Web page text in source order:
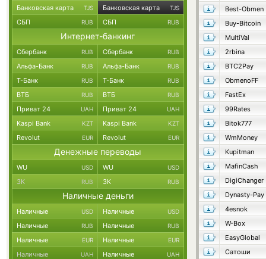
Best-Obmen
Buy-Bitcoin
MultiVal
2rbina
BTC2Pay
ObmenoFF
FastEx
99Rates
Bitok777
WmMoney
Kupitman
MafinCash
DigiChanger
Dynasty-Pay
4esnok
W-Box
EasyGlobal
Сатоши
Банковская карта TJS Банковская карта TJS
СБП RUB СБП RUB
Интернет-банкинг
Сбербанк RUB Сбербанк RUB
Альфа-Банк RUB Альфа-Банк RUB
Т-Банк RUB Т-Банк RUB
ВТБ RUB ВТБ RUB
Приват 24 UAH Приват 24 UAH
Kaspi Bank KZT Kaspi Bank KZT
Revolut EUR Revolut EUR
Денежные переводы
WU USD WU USD
ЗК RUB ЗК RUB
Наличные деньги
Наличные USD Наличные USD
Наличные RUB Наличные RUB
Наличные EUR Наличные EUR
Наличные UAH Наличные UAH